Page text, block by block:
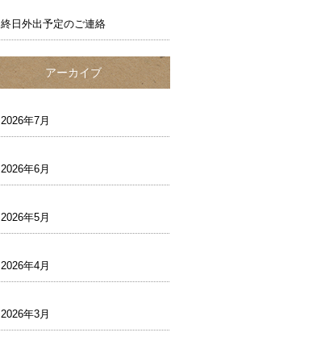
終日外出予定のご連絡
アーカイブ
2026年7月
2026年6月
2026年5月
2026年4月
2026年3月